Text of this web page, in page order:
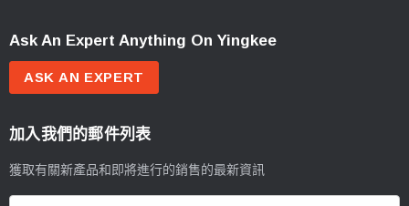
Ask An Expert Anything On Yingkee
ASK AN EXPERT
加入我們的郵件列表
獲取有關新產品和即將進行的銷售的最新資訊